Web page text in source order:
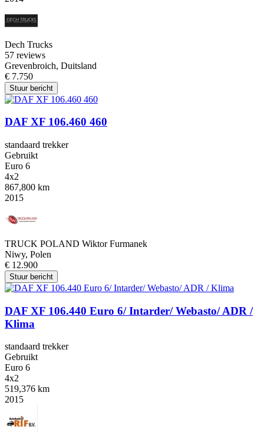
Dech Trucks
57 reviews
Grevenbroich, Duitsland
€ 7.750
Stuur bericht
DAF XF 106.460 460
standaard trekker
Gebruikt
Euro 6
4x2
867,800 km
2015
TRUCK POLAND Wiktor Furmanek
Niwy, Polen
€ 12.900
Stuur bericht
DAF XF 106.440 Euro 6/ Intarder/ Webasto/ ADR /
Klima
standaard trekker
Gebruikt
Euro 6
4x2
519,376 km
2015